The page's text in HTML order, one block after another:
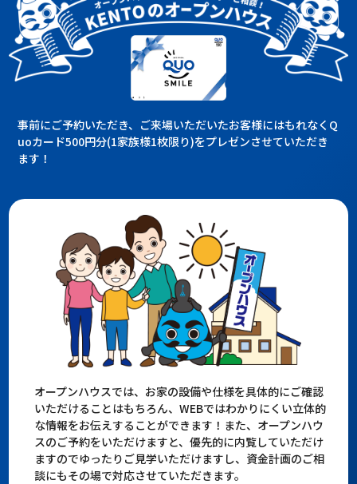
事前にご予約いただき、ご来場いただいたお客様にはもれなくQ
uoカード500円分(1家族様1枚限り)をプレゼンさせていただき
ます！
オープンハウスでは、お家の設備や仕様を具体的にご確認
いただけることはもちろん、WEBではわかりにくい立体的
な情報をお伝えすることができます！また、オープンハウ
スのご予約をいただけますと、優先的に内覧していただけ
ますのでゆったりご見学いただけますし、資金計画のご相
談にもその場で対応させていただきます。